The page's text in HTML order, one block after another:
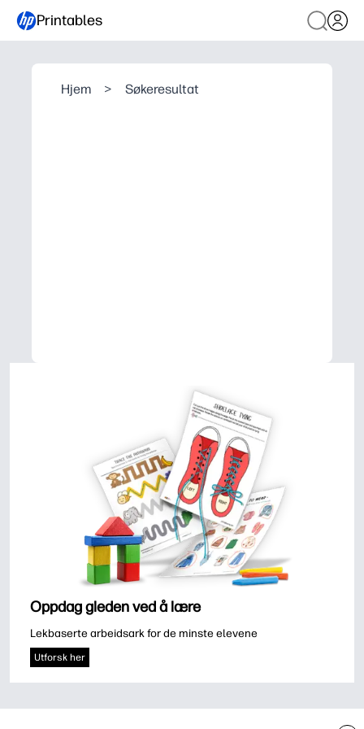
Printables
Hjem > Søkeresultat
Oppdag gleden ved å lære
Lekbaserte arbeidsark for de minste elevene
Utforsk her